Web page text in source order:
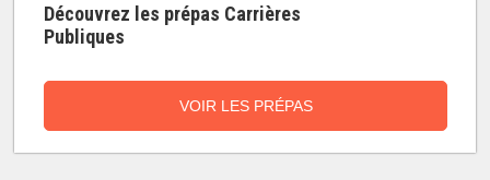
Découvrez les prépas Carrières
Publiques
VOIR LES PRÉPAS